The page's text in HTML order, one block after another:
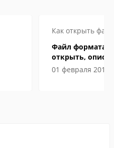
Как открыть файл
Файл формата
открыть,
особенности
01 февраля 2019